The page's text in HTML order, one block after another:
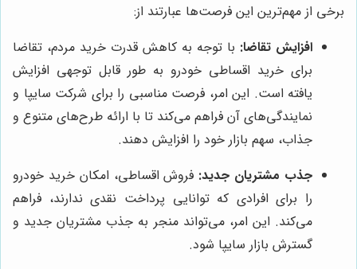
برخی از مهم‌ترین این فرصت‌ها عبارتند از:
افزایش تقاضا: با توجه به کاهش قدرت خرید مردم، تقاضا
برای خرید اقساطی خودرو به طور قابل توجهی افزایش
یافته است. این امر، فرصت مناسبی را برای شرکت سایپا و
نمایندگی‌های آن فراهم می‌کند تا با ارائه طرح‌های متنوع و
جذاب، سهم بازار خود را افزایش دهند.
جذب مشتریان جدید: فروش اقساطی، امکان خرید خودرو
را برای افرادی که توانایی پرداخت نقدی ندارند، فراهم
می‌کند. این امر، می‌تواند منجر به جذب مشتریان جدید و
گسترش بازار سایپا شود.